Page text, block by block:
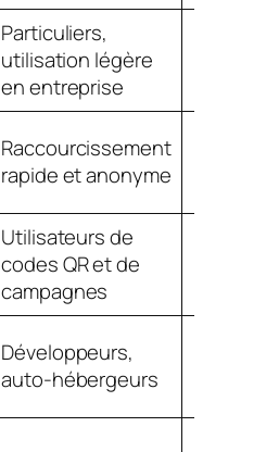
Particuliers,
utilisation légère
en entreprise
Raccourcissement
rapide et anonyme
Utilisateurs de
codes QR et de
campagnes
Développeurs,
auto-hébergeurs